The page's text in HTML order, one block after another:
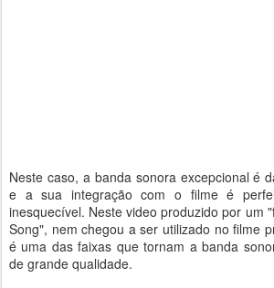
Neste caso, a banda sonora excepcional é
e a sua integração com o filme é
inesquecível. Neste video produzido por um
Song", nem chegou a ser utilizado no filme
é uma das faixas que tornam a banda
de grande qualidade.